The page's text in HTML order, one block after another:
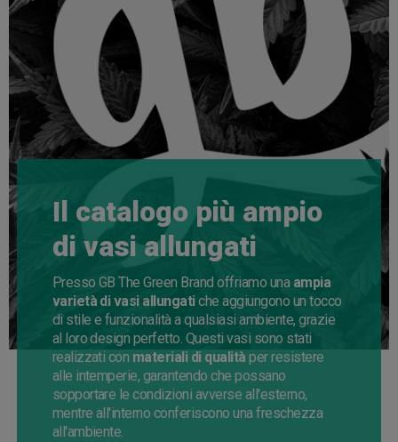
Il catalogo più ampio
di vasi allungati
Presso GB The Green Brand offriamo una ampia
varietà di vasi allungatiche aggiungono un tocco
di stile e funzionalità a qualsiasi ambiente, grazie
al loro design perfetto. Questi vasi sono stati
realizzati con materiali di qualità per resistere
alle intemperie, garantendo che possano
sopportare le condizioni avverse all'esterno,
mentre all'interno conferiscono una freschezza
all'ambiente.